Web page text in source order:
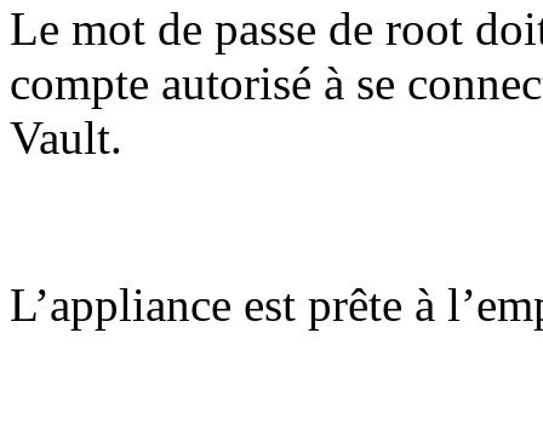
Le mot de passe de root
compte autorisé à se
Vault.
L’appliance est prête à